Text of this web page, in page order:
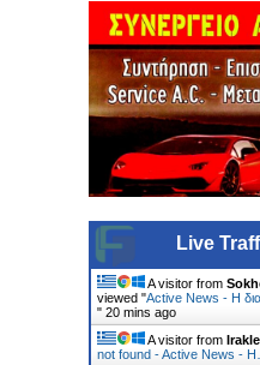
Live
A visitor from
viewed "Active News - Η
" 20 mins ago
A visitor from
not found - Active News -